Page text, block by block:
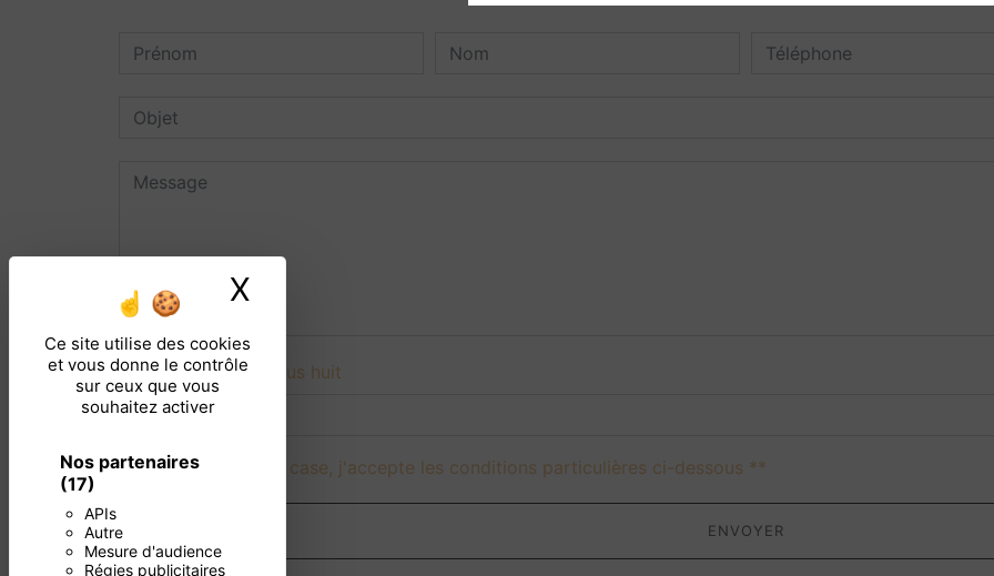
Ce site utilise des cookies
et vous donne le contrôle
sur ceux que vous
souhaitez activer
Nos partenaires
(17)
APIs
Autre
Mesure d'audience
Régies publicitaires
X
Combien font dix plus huit
En cochant cette case, j'accepte les conditions particulières ci-dessous **
ENVOYER